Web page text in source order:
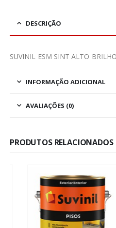
DESCRIÇÃO
SUVINIL ESM SINT ALTO
INFORMAÇÃO ADICIONAL
AVALIAÇÕES (0)
PRODUTOS RELACIONADOS